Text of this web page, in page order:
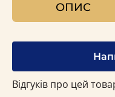
ОПИС
Відгуків про цей